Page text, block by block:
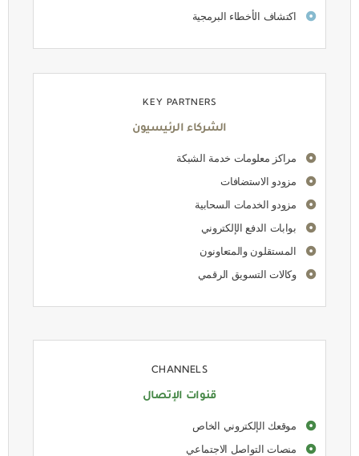
اكتشاف الأخطاء البرمجية
KEY PARTNERS
الشركاء الرئيسيون
مراكز معلومات خدمة الشبكة
مزودو الاستضافات
مزودو الخدمات السحابية
بوابات الدفع الإلكتروني
المستقلون والمتعاونون
وكالات التسويق الرقمي
CHANNELS
قنوات الإتصال
موقعك الإلكتروني الخاص
منصات التواصل الاجتماعي